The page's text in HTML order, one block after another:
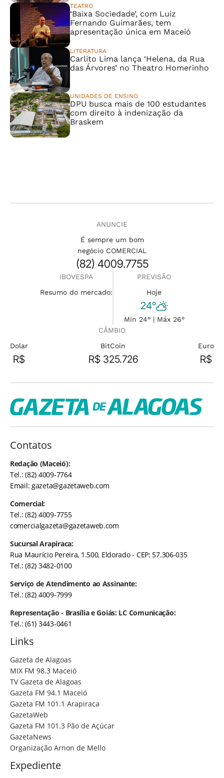
TEATRO
‘Baixa Sociedade’, com Luiz
Fernando Guimarães, tem
apresentação única em Maceió
LITERATURA
Carlito Lima lança ‘Helena, da Rua
das Árvores’ no Theatro Homerinho
UNIDADES DE ENSINO
DPU busca mais de 100 estudantes
com direito à indenização da
Braskem
ANUNCIE
É sempre um bom
negócio COMERCIAL
(82) 4009.7755
IBOVESPA
Resumo do mercado:
PREVISÃO
Hoje
24°
Min 24° | Máx 26°
CÂMBIO
Dolar
R$
BitCoin
R$ 325.726
Euro
R$
Contatos
Redação (Maceió):
Tel.: (82) 4009-7764
Email:gazeta@gazetaweb.com
Comercial:
Tel.: (82) 4009-7755
comercialgazeta@gazetaweb.com
Sucursal Arapiraca:
Rua Maurício Pereira, 1.500, Eldorado - CEP: 57.306-035
Tel.: (82) 3482-0100
Serviço de Atendimento ao Assinante:
Tel.: (82) 4009-7999
Representação - Brasília e Goiás: LC Comunicação:
Tel.: (61) 3443-0461
Links
Gazeta de Alagoas
MIX FM 98.3 Maceió
TV Gazeta de Alagoas
Gazeta FM 94.1 Maceió
Gazeta FM 101.1 Arapiraca
GazetaWeb
Gazeta FM 101.3 Pão de Açúcar
GazetaNews
Organização Arnon de Mello
Expediente